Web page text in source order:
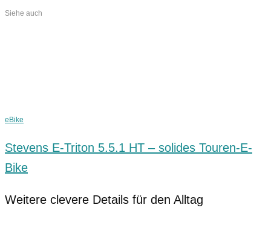
Siehe auch
eBike
Stevens E-Triton 5.5.1 HT – solides Touren-E-
Bike
Weitere clevere Details für den Alltag